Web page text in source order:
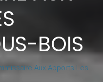
BOIS
Aux Apports Les